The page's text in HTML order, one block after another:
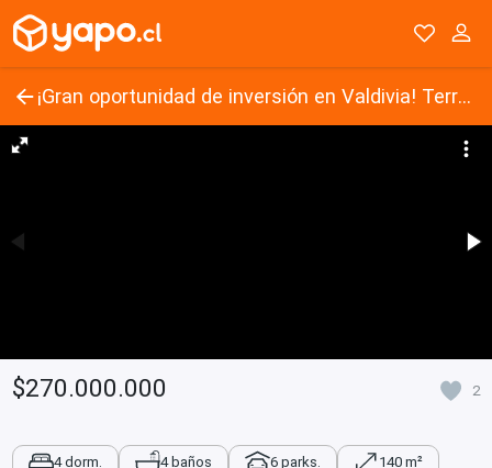
¡Gran oportunidad de inversión en Valdivia! Terreno en av. Gral. Lagos.
$270.000.000 2
4 dorm. 4 baños 6 parks. 140 m²